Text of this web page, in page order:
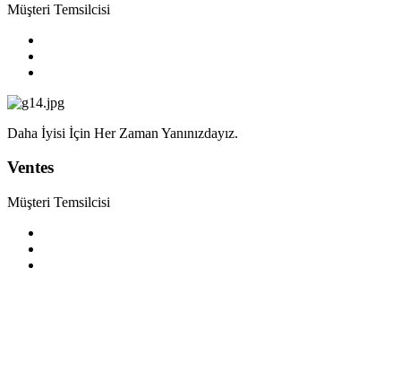
Müşteri Temsilcisi
Daha İyisi İçin Her Zaman Yanınızdayız.
Ventes
Müşteri Temsilcisi